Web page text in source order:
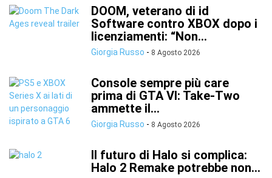
DOOM, veterano di id
Software contro XBOX dopo i
licenziamenti: “Non...
Giorgia Russo - 8 Agosto 2026
Console sempre più care
prima di GTA VI: Take-Two
ammette il...
Giorgia Russo - 8 Agosto 2026
Il futuro di Halo si complica:
Halo 2 Remake potrebbe non...